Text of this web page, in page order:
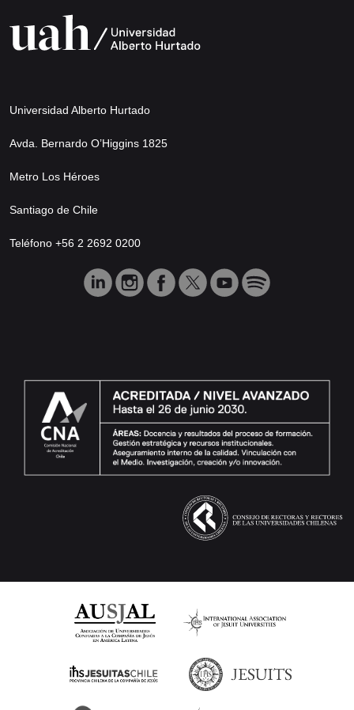
Universidad Alberto Hurtado
Avda. Bernardo O’Higgins 1825
Metro Los Héroes
Santiago de Chile
Teléfono +56 2 2692 0200